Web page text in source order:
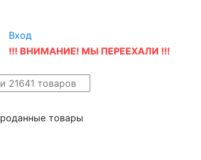
Вход
!!! ВНИМАНИЕ! МЫ ПЕРЕЕХАЛИ !!!
товары